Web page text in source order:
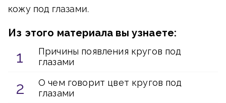
кожу под глазами.
Из этого материала вы узнаете:
Причины появления кругов под
глазами
О чем говорит цвет кругов под
глазами